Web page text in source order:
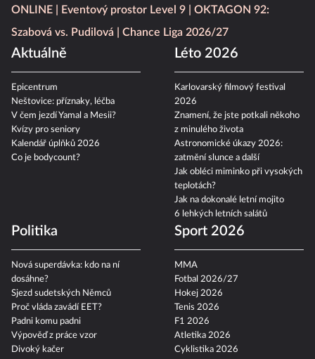
ONLINE
Eventový prostor Level 9
OKTAGON 92:
Szabová vs. Pudilová
Chance Liga 2026/27
Aktuálně
Epicentrum
Neštovice: příznaky, léčba
V čem jezdí Yamal a Mesii?
Kvízy pro seniory
Kalendář úplňků 2026
Co je bodycount?
Léto 2026
Karlovarský filmový festival
2026
Znamení, že jste potkali někoho
z minulého života
Astronomické úkazy 2026:
zatmění slunce a další
Jak obléci miminko při vysokých
teplotách?
Jak na dokonalé letní mojito
6 lehkých letních salátů
Politika
Nová superdávka: kdo na ní
dosáhne?
Sjezd sudetských Němců
Proč vláda zavádí EET?
Padni komu padni
Výpověď z práce vzor
Divoký kačer
Sport 2026
MMA
Fotbal 2026/27
Hokej 2026
Tenis 2026
F1 2026
Atletika 2026
Cyklistika 2026